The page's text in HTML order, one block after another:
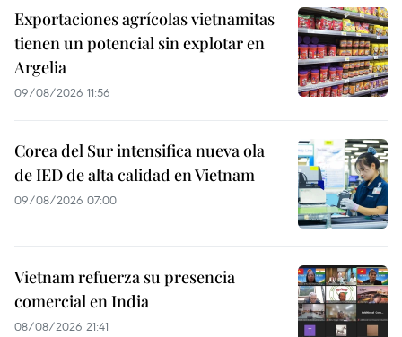
Exportaciones agrícolas vietnamitas
tienen un potencial sin explotar en
Argelia
09/08/2026 11:56
Corea del Sur intensifica nueva ola
de IED de alta calidad en Vietnam
09/08/2026 07:00
Vietnam refuerza su presencia
comercial en India
08/08/2026 21:41